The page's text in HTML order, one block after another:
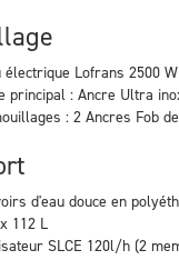
électrique Lofrans 2500
principal : Ancre Ultra
: 2 Ancres Fob
d'eau douce en
112 L
SLCE 120l/h (2